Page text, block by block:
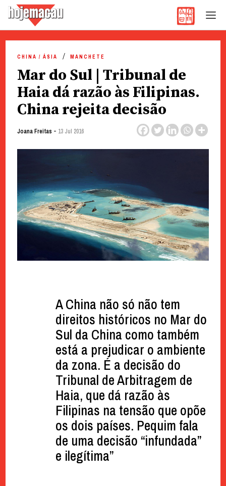
content
CHINA / ÁSIA MANCHETE
Mar do Sul | Tribunal de
Haia dá razão às Filipinas.
China rejeita decisão
Joana Freitas - 13 Jul 2016
A China não só não tem
direitos históricos no Mar do
Sul da China como também
está a prejudicar o ambiente
da zona. É a decisão do
Tribunal de Arbitragem de
Haia, que dá razão às
Filipinas na tensão que opõe
os dois países. Pequim fala
de uma decisão “infundada”
e ilegítima”